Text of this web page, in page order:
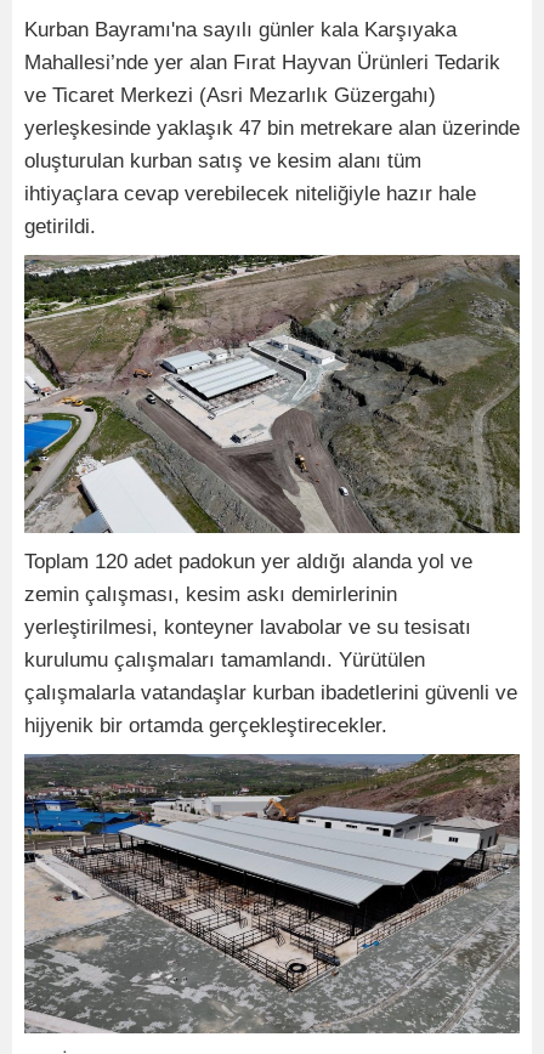
Kurban Bayramı'na sayılı günler kala Karşıyaka
Mahallesi’nde yer alan Fırat Hayvan Ürünleri Tedarik
ve Ticaret Merkezi (Asri Mezarlık Güzergahı)
yerleşkesinde yaklaşık 47 bin metrekare alan üzerinde
oluşturulan kurban satış ve kesim alanı tüm
ihtiyaçlara cevap verebilecek niteliğiyle hazır hale
getirildi.
Toplam 120 adet padokun yer aldığı alanda yol ve
zemin çalışması, kesim askı demirlerinin
yerleştirilmesi, konteyner lavabolar ve su tesisatı
kurulumu çalışmaları tamamlandı. Yürütülen
çalışmalarla vatandaşlar kurban ibadetlerini güvenli ve
hijyenik bir ortamda gerçekleştirecekler.